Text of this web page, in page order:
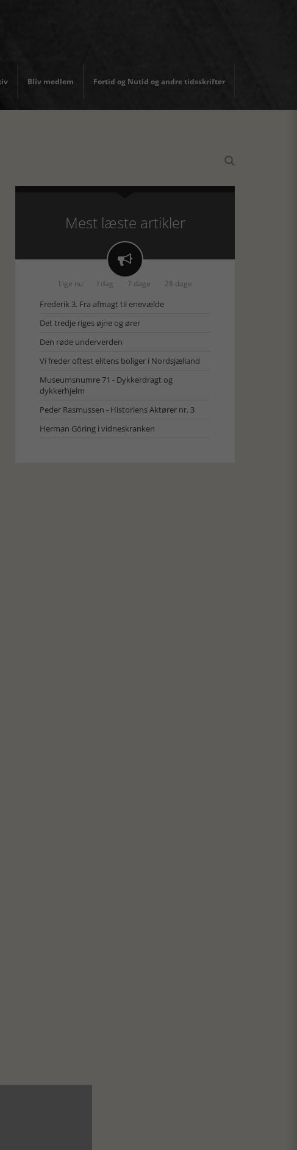
Bliv medlem Fortid og Nutid og andre tidsskrifter

Mest læste artikler

Lige nu I dag 7 dage 28 dage
Frederik 3. Fra afmagt til enevælde
Det tredje riges øjne og ører
Den røde underverden
Vi freder oftest elitens boliger i Nordsjælland
Museumsnumre 71 - Dykkerdragt og
dykkerhjelm
Peder Rasmussen - Historiens Aktører nr. 3
Herman Göring i vidneskranken